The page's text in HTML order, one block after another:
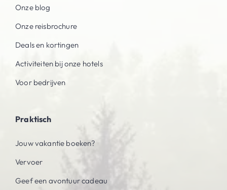
Onze blog
Onze reisbrochure
Deals en kortingen
Activiteiten bij onze hotels
Voor bedrijven
Praktisch
Jouw vakantie boeken?
Vervoer
Geef een avontuur cadeau